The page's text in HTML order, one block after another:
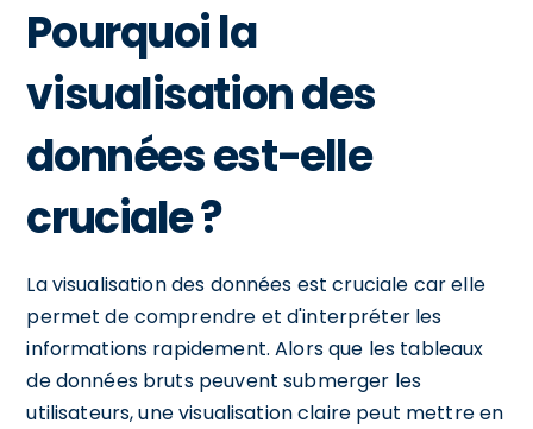
Pourquoi la
visualisation des
données est-elle
cruciale ?
La visualisation des données est cruciale car elle
permet de comprendre et d'interpréter les
informations rapidement. Alors que les tableaux
de données bruts peuvent submerger les
utilisateurs, une visualisation claire peut mettre en